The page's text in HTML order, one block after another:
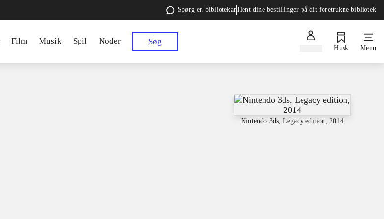
Spørg en bibliotekarHent dine bestillinger på dit foretrukne bibliotek
Film Musik Spil Noder Søg
Husk Menu
Nintendo 3ds, Legacy edition, 2014